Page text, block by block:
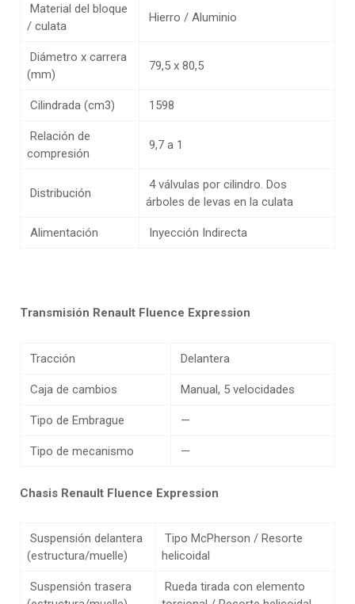
Material del bloque
/ culata
Hierro / Aluminio
Diámetro x carrera
(mm)
79,5 x 80,5
Cilindrada (cm3) 1598
Relación de
compresión
9,7 a 1
Distribución
4 válvulas por cilindro. Dos
árboles de levas en la culata
Alimentación Inyección Indirecta
Transmisión Renault Fluence Expression
Tracción Delantera
Caja de cambios Manual, 5 velocidades
Tipo de Embrague —
Tipo de mecanismo —
Chasis Renault Fluence Expression
Suspensión delantera
(estructura/muelle)
Tipo McPherson / Resorte
helicoidal
Suspensión trasera
Rueda tirada con elemento